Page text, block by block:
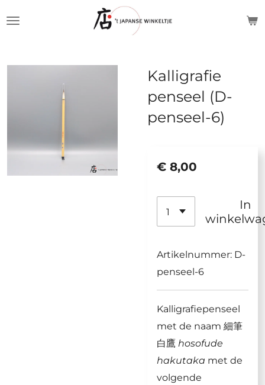
de
hoofdinhoud
Kalligrafie
penseel (D-
penseel-6)
€ 8,00
In
Artikelnummer: D-
penseel-6
Kalligrafiepenseel
met de naam 細筆
白鷹 hosofude
hakutaka met de
volgende